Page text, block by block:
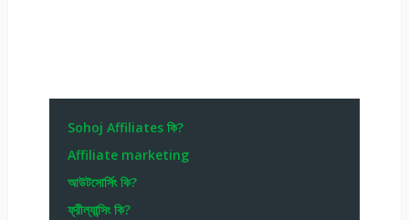
Sohoj Affiliates কি?
Affiliate marketing
আউটসোর্সিং কি?
ফ্রীল্যান্সিং কি?